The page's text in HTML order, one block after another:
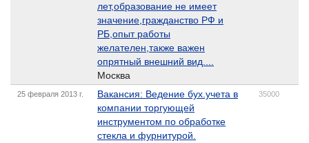
лет,образование не имеет
значение,гражданство РФ и
РБ,опыт работы
желателен,также важен
опрятный внешний вид....
Москва
25 февраля 2013 г.
Вакансия: Ведение бух.учета в
компании торгующей
инструментом по обработке
стекла и фурнитурой.
35000